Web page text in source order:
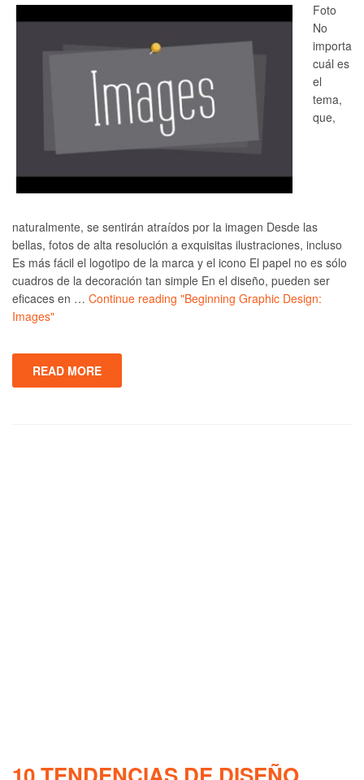
Foto
No
importa
cuál es
el
tema,
que,
naturalmente, se sentirán atraídos por la imagen Desde las
bellas, fotos de alta resolución a exquisitas ilustraciones, incluso
Es más fácil el logotipo de la marca y el icono El papel no es sólo
cuadros de la decoración tan simple En el diseño, pueden ser
eficaces en … Continue reading "Beginning Graphic Design:
Images"
READ MORE